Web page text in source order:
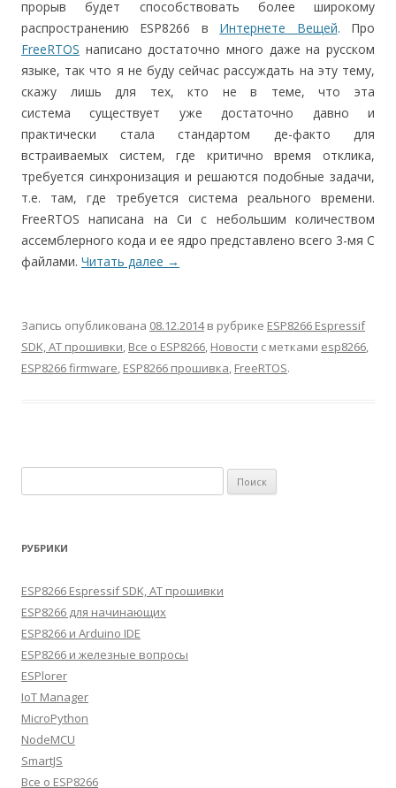
прорыв будет способствовать более широкому
распространению ESP8266 в Интернете Вещей. Про
FreeRTOS написано достаточно много даже на русском
языке, так что я не буду сейчас рассуждать на эту тему,
скажу лишь для тех, кто не в теме, что эта
система существует уже достаточно давно и
практически стала стандартом де-факто для
встраиваемых систем, где критично время отклика,
требуется синхронизация и решаются подобные задачи,
т.е. там, где требуется система реального времени.
FreeRTOS написана на Си с небольшим количеством
ассемблерного кода и ее ядро представлено всего 3-мя C
файлами. Читать далее →
Запись опубликована 08.12.2014в рубрике ESP8266 Espressif
SDK, AT прошивки, Все о ESP8266, Новости с метками esp8266,
ESP8266 firmware, ESP8266 прошивка, FreeRTOS.
РУБРИКИ
ESP8266 Espressif SDK, AT прошивки
ESP8266 для начинающих
ESP8266 и Arduino IDE
ESP8266 и железные вопросы
ESPlorer
IoT Manager
MicroPython
NodeMCU
SmartJS
Все о ESP8266